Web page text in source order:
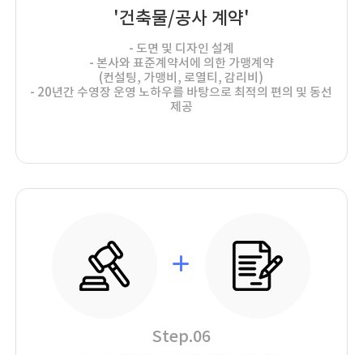
'건축물/공사 계약'
- 도면 및 디자인 설계
- 본사와 표준계약서에 의한 가맹계약
(컨설팅, 가맹비, 로열티, 감리비)
- 20년간 수영장 운영 노하우를 바탕으로 최적의 편의 및 동선
제공
Step.06